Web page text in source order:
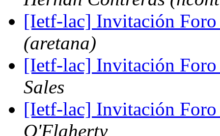
[Ietf-lac] Invitación
(aretana)
[Ietf-lac] Invitación
Sales
[Ietf-lac] Invitación
O'Flaherty